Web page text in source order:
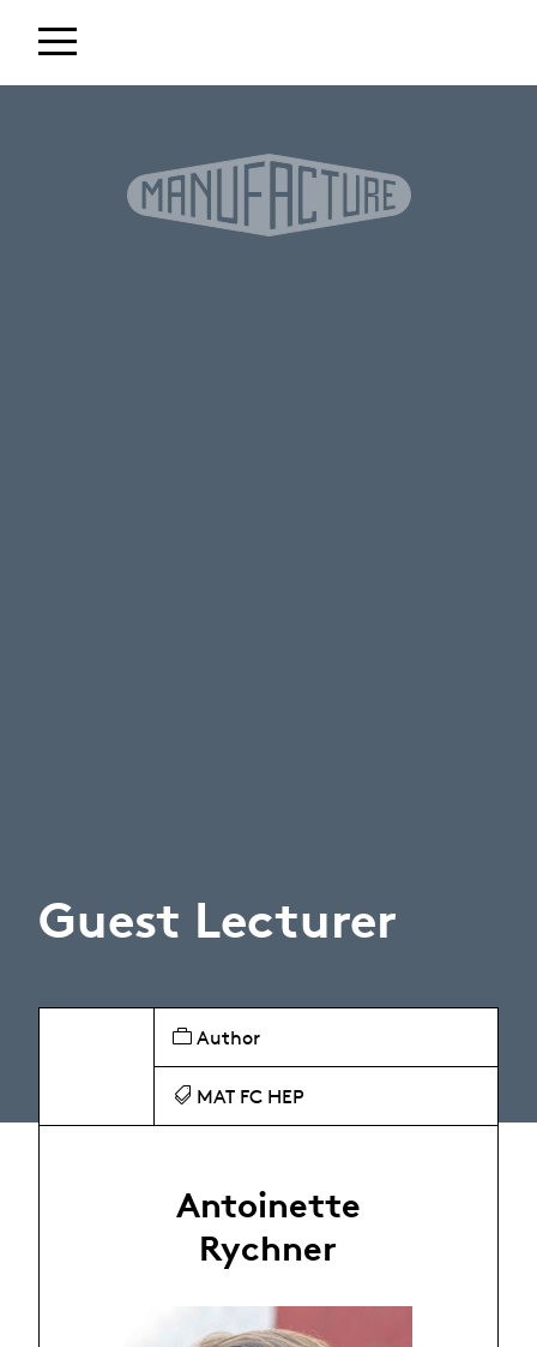
Guest Lecturer
Author
MAT FC HEP
Antoinette
Rychner